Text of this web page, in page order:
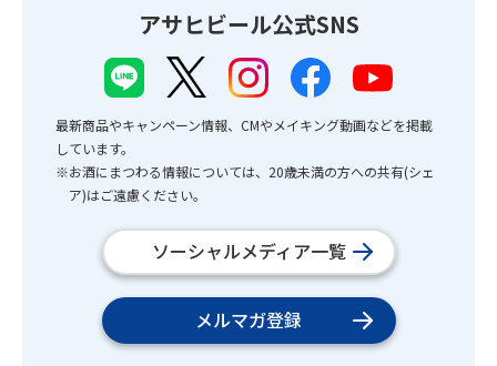
アサヒビール公式SNS
最新商品やキャンペーン情報、CMやメイキング動画などを掲載
しています。
※お酒にまつわる情報については、20歳未満の方への共有(シェ
ア)はご遠慮ください。
ソーシャルメディア一覧
メルマガ登録